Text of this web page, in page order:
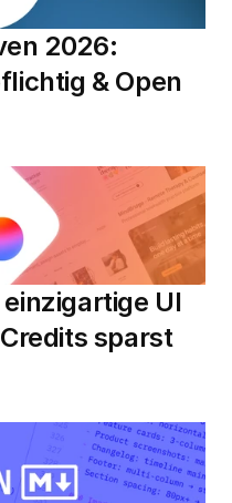
2026:
& Open
UI
sparst